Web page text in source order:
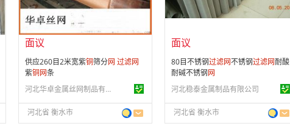
面议
供应260目2米宽紫铜筛分网 过滤网
紫铜网条
河北华卓金属丝网制品有限公司
河北省 衡水市
面议
80目不锈钢过滤网不锈钢过滤网耐酸
耐碱不锈钢网
河北稳泰金属制品有限公司
河北省 衡水市